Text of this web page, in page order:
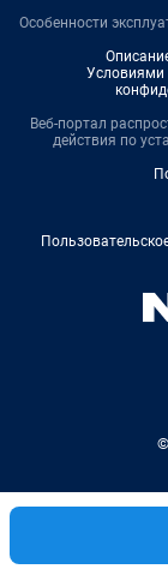
Особенности
Условиями
Веб-портал
действия по